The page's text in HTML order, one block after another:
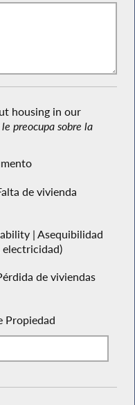
housing in our
preocupa sobre la
de vivienda
| Asequibilidad
electricidad)
de viviendas
Propiedad